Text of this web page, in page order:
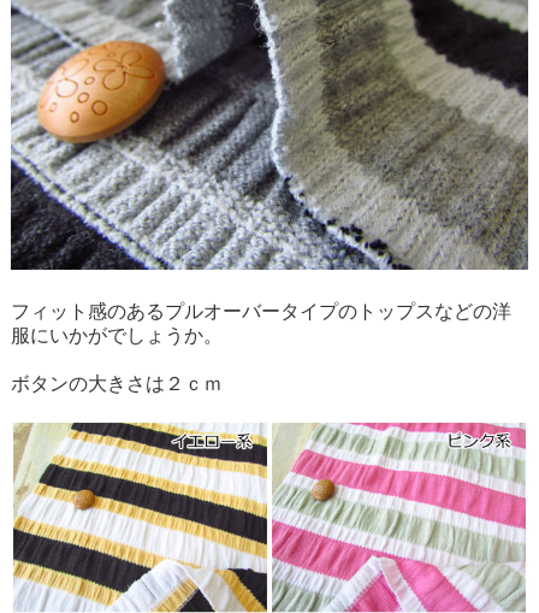
フィット感のあるプルオーバータイプのトップスなどの洋
服にいかがでしょうか。
ボタンの大きさは２ｃｍ